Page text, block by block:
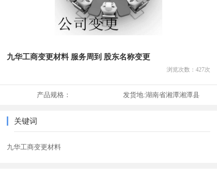
九华工商变更材料 服务周到 股东名称变更
浏览次数： 427次
产品规格： 发货地:湖南省湘潭湘潭县
关键词
九华工商变更材料